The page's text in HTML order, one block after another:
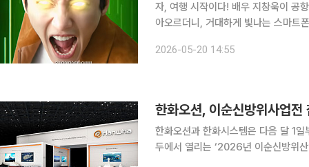
자, 여행 시작이다! 배우 지창욱이 공항에서 갑자기 기합을 넣기 시작한다. 이윽고 캐리어를 타고 날
아오르더니, 거대하게 빛나는 스마트
면 이게 통신사 광고인지, 인터넷 밈
2026-05-20 14:55
한화오션, 이순신방위사업전
한화오션과 한화시스템은 다음 달 1
두에서 열리는 ‘2026년 이순신방위산업전